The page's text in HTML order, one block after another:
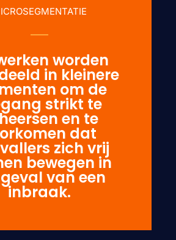
worden
in kleinere
om de
strikt te
en te
dat
zich vrij
bewegen in
van een
inbraak.